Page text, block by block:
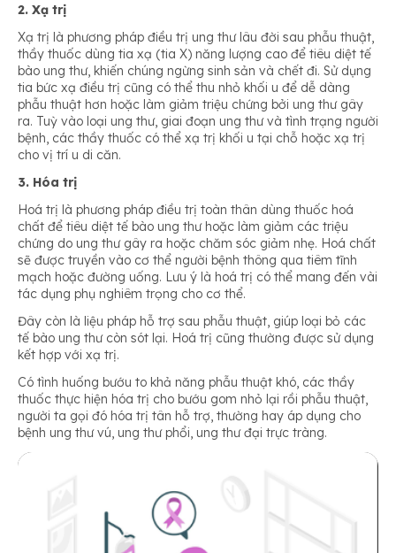
2. Xạ trị
Xạ trị là phương pháp điều trị ung thư lâu đời sau phẫu thuật,
thầy thuốc dùng tia xạ (tia X) năng lượng cao để tiêu diệt tế
bào ung thư, khiến chúng ngừng sinh sản và chết đi. Sử dụng
tia bức xạ điều trị cũng có thể thu nhỏ khối u để dễ dàng
phẫu thuật hơn hoặc làm giảm triệu chứng bởi ung thư gây
ra. Tuỳ vào loại ung thư, giai đoạn ung thư và tình trạng người
bệnh, các thầy thuốc có thể xạ trị khối u tại chỗ hoặc xạ trị
cho vị trí u di căn.
3. Hóa trị
Hoá trị là phương pháp điều trị toàn thân dùng thuốc hoá
chất để tiêu diệt tế bào ung thư hoặc làm giảm các triệu
chứng do ung thư gây ra hoặc chăm sóc giảm nhẹ. Hoá chất
sẽ được truyền vào cơ thể người bệnh thông qua tiêm tĩnh
mạch hoặc đường uống. Lưu ý là hoá trị có thể mang đến vài
tác dụng phụ nghiêm trọng cho cơ thể.
Đây còn là liệu pháp hỗ trợ sau phẫu thuật, giúp loại bỏ các
tế bào ung thư còn sót lại. Hoá trị cũng thường được sử dụng
kết hợp với xạ trị.
Có tình huống bướu to khả năng phẫu thuật khó, các thầy
thuốc thực hiện hóa trị cho bướu gom nhỏ lại rồi phẫu thuật,
người ta gọi đó hóa trị tân hỗ trợ, thường hay áp dụng cho
bệnh ung thư vú, ung thư phổi, ung thư đại trực tràng.